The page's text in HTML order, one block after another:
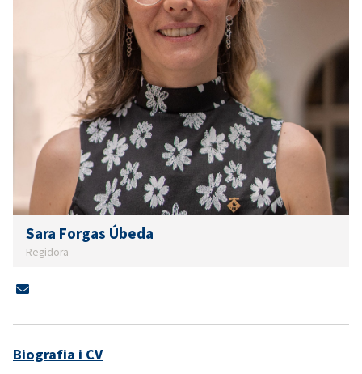
Sara Forgas Úbeda
Regidora
Biografia i CV